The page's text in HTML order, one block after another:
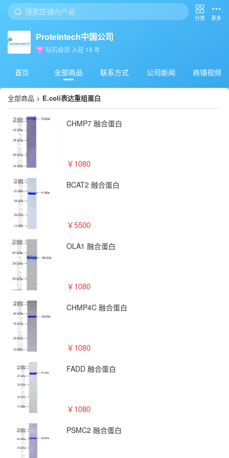
分类 更多
Proteintech中国公司
钻石会员 入驻 18 年
首页 全部商品 联系方式 公司新闻 商铺视频
全部商品 > E.coli表达重组蛋白
CHMP7 融合蛋白
￥1080
BCAT2 融合蛋白
￥5500
OLA1 融合蛋白
￥1080
CHMP4C 融合蛋白
￥1080
FADD 融合蛋白
￥1080
PSMC2 融合蛋白